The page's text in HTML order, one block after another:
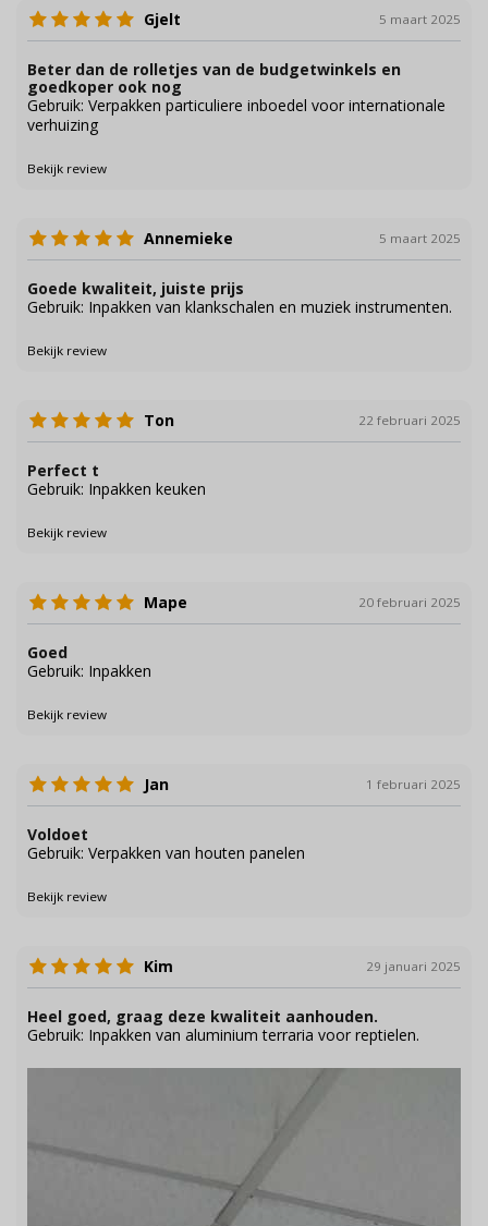
Gjelt 5 maart 2025
Beter dan de rolletjes van de budgetwinkels en
goedkoper ook nog
Gebruik: Verpakken particuliere inboedel voor internationale
verhuizing
Bekijk review
Annemieke 5 maart 2025
Goede kwaliteit, juiste prijs
Gebruik: Inpakken van klankschalen en muziek instrumenten.
Bekijk review
Ton 22 februari 2025
Perfect t
Gebruik: Inpakken keuken
Bekijk review
Mape 20 februari 2025
Goed
Gebruik: Inpakken
Bekijk review
Jan 1 februari 2025
Voldoet
Gebruik: Verpakken van houten panelen
Bekijk review
Kim 29 januari 2025
Heel goed, graag deze kwaliteit aanhouden.
Gebruik: Inpakken van aluminium terraria voor reptielen.